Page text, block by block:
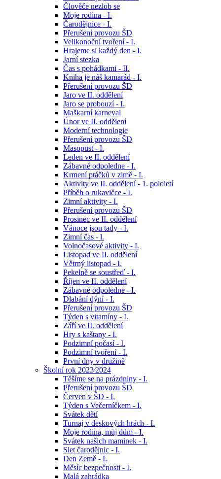
Člověče nezlob se
Moje rodina - I.
Čarodějnice - I.
Přerušení provozu ŠD
Velikonoční tvoření - I.
Hrajeme si každý den - I.
Jarní stezka
Čas s pohádkami - II.
Kniha je náš kamarád - I.
Přerušení provozu ŠD
Jaro ve II. oddělení
Jaro se probouzí - I.
Maškarní karneval
Únor ve II. oddělení
Moderní technologie
Přerušení provozu ŠD
Masopust - I.
Leden ve II. oddělení
Zábavné odpoledne - I.
Krmení ptáčků v zimě - I.
Aktivity ve II. oddělení - 1. pololetí
Příběh o rukavičce - I.
Zimní aktivity - I.
Přerušení provozu ŠD
Prosinec ve II. oddělení
Vánoce jsou tady - I.
Zimní čas - l.
Volnočasové aktivity - I.
Listopad ve II. oddělení
Větrný listopad - I.
Pekelně se soustřeď - I.
Říjen ve II. oddělení
Zábavné odpoledne - I.
Dlabání dýní - I.
Přerušení provozu ŠD
Týden s vitamíny - I.
Září ve II. oddělení
Hry s kaštany - I.
Podzimní počasí - I.
Podzimní tvoření - I.
První dny v družině
Školní rok 2023⁄2024
Těšíme se na prázdniny - I.
Přerušení provozu ŠD
Červen v ŠD - I.
Týden s Večerníčkem - I.
Svátek dětí
Turnaj v deskových hrách - I.
Moje rodina, můj dům - I.
Svátek našich maminek - I.
Slet čarodějnic - I.
Den Země - I.
Měsíc bezpečnosti - I.
Malá zahrádka